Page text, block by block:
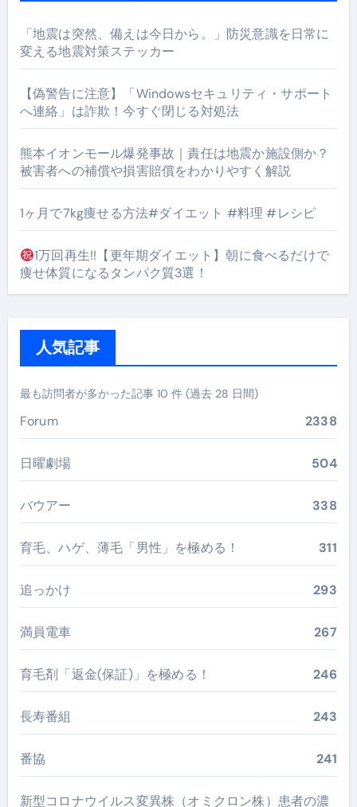
「地震は突然、備えは今日から。」防災意識を日常に
変える地震対策ステッカー
【偽警告に注意】「Windowsセキュリティ・サポート
へ連絡」は詐欺！今すぐ閉じる対処法
熊本イオンモール爆発事故｜責任は地震か施設側か？
被害者への補償や損害賠償をわかりやすく解説
1ヶ月で7kg痩せる方法#ダイエット #料理 #レシピ
1万回再生!!【更年期ダイエット】朝に食べるだけで
痩せ体質になるタンパク質3選！
人気記事
最も訪問者が多かった記事 10 件 (過去 28 日間)
Forum 2338
日曜劇場 504
バウアー 338
育毛、ハゲ、薄毛「男性」を極める！ 311
追っかけ 293
満員電車 267
育毛剤「返金(保証)」を極める！ 246
長寿番組 243
番協 241
新型コロナウイルス変異株（オミクロン株）患者の濃